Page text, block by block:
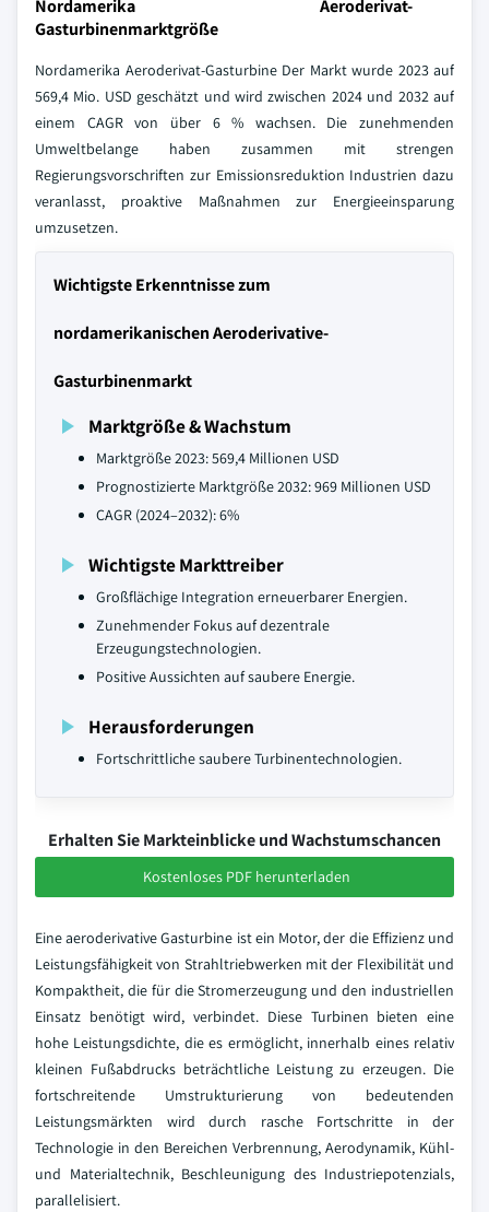
Nordamerika Aeroderivat-
Gasturbinenmarktgröße
Nordamerika Aeroderivat-Gasturbine Der Markt wurde 2023 auf
569,4 Mio. USD geschätzt und wird zwischen 2024 und 2032 auf
einem CAGR von über 6 % wachsen. Die zunehmenden
Umweltbelange haben zusammen mit strengen
Regierungsvorschriften zur Emissionsreduktion Industrien dazu
veranlasst, proaktive Maßnahmen zur Energieeinsparung
umzusetzen.
Wichtigste Erkenntnisse zum
nordamerikanischen Aeroderivative-
Gasturbinenmarkt
Marktgröße & Wachstum
Marktgröße 2023: 569,4 Millionen USD
Prognostizierte Marktgröße 2032: 969 Millionen USD
CAGR (2024–2032): 6%
Wichtigste Markttreiber
Großflächige Integration erneuerbarer Energien.
Zunehmender Fokus auf dezentrale
Erzeugungstechnologien.
Positive Aussichten auf saubere Energie.
Herausforderungen
Fortschrittliche saubere Turbinentechnologien.
Erhalten Sie Markteinblicke und Wachstumschancen
Kostenloses PDF herunterladen
Eine aeroderivative Gasturbine ist ein Motor, der die Effizienz und
Leistungsfähigkeit von Strahltriebwerken mit der Flexibilität und
Kompaktheit, die für die Stromerzeugung und den industriellen
Einsatz benötigt wird, verbindet. Diese Turbinen bieten eine
hohe Leistungsdichte, die es ermöglicht, innerhalb eines relativ
kleinen Fußabdrucks beträchtliche Leistung zu erzeugen. Die
fortschreitende Umstrukturierung von bedeutenden
Leistungsmärkten wird durch rasche Fortschritte in der
Technologie in den Bereichen Verbrennung, Aerodynamik, Kühl-
und Materialtechnik, Beschleunigung des Industriepotenzials,
parallelisiert.